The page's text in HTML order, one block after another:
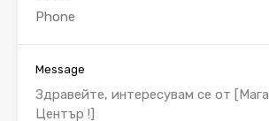
Message